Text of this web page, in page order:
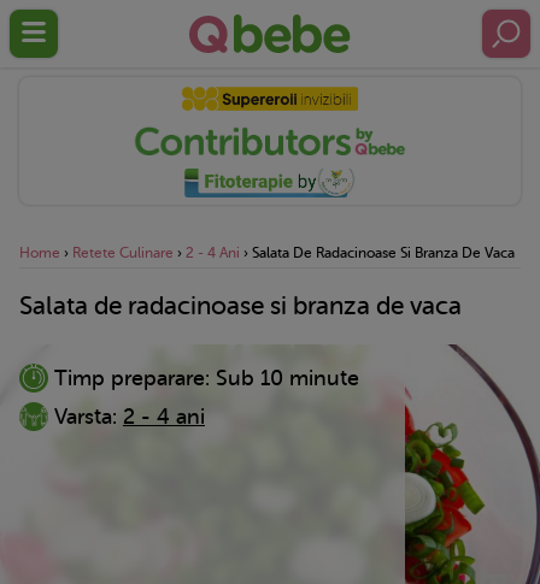
Home › Retete Culinare › 2 - 4 Ani › Salata De Radacinoase Si Branza De Vaca
Salata de radacinoase si branza de vaca
Timp preparare: Sub 10 minute
Varsta: 2 - 4 ani